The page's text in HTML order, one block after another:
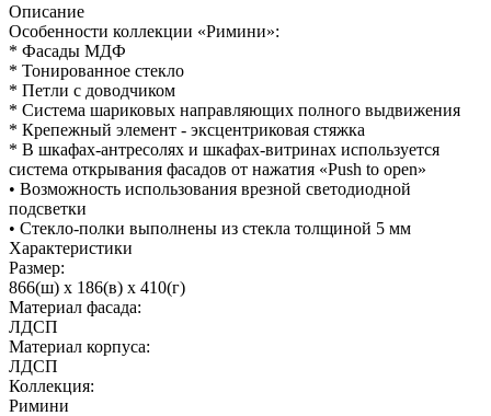
Описание
Особенности коллекции «Римини»:
* Фасады МДФ
* Тонированное стекло
* Петли с доводчиком
* Система шариковых направляющих полного выдвижения
* Крепежный элемент - эксцентриковая стяжка
* В шкафах-антресолях и шкафах-витринах используется
система открывания фасадов от нажатия «Push to open»
• Возможность использования врезной светодиодной
подсветки
• Стекло-полки выполнены из стекла толщиной 5 мм
Характеристики
Размер:
866(ш) x 186(в) x 410(г)
Материал фасада:
ЛДСП
Материал корпуса:
ЛДСП
Коллекция:
Римини